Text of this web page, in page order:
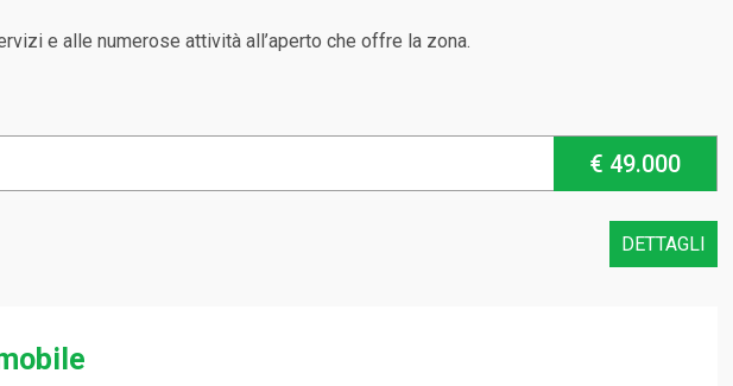
e alle numerose attività all’aperto che offre la zona.
€ 49.000
DETTAGLI